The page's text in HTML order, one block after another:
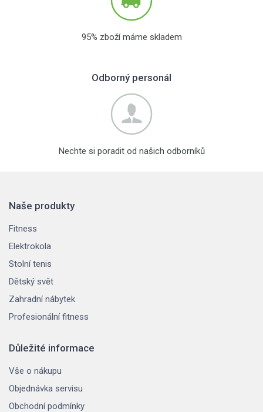
95% zboží máme skladem
Odborný personál
Nechte si poradit od našich odborníků
Naše produkty
Fitness
Elektrokola
Stolní tenis
Dětský svět
Zahradní nábytek
Profesionální fitness
Důležité informace
Vše o nákupu
Objednávka servisu
Obchodní podmínky